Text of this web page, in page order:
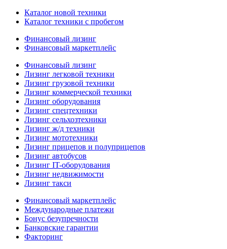
Каталог новой техники
Каталог техники с пробегом
Финансовый лизинг
Финансовый маркетплейс
Финансовый лизинг
Лизинг легковой техники
Лизинг грузовой техники
Лизинг коммерческой техники
Лизинг оборудования
Лизинг спецтехники
Лизинг сельхозтехники
Лизинг ж/д техники
Лизинг мототехники
Лизинг прицепов и полуприцепов
Лизинг автобусов
Лизинг IT-оборудования
Лизинг недвижимости
Лизинг такси
Финансовый маркетплейс
Международные платежи
Бонус безупречности
Банковские гарантии
Факторинг